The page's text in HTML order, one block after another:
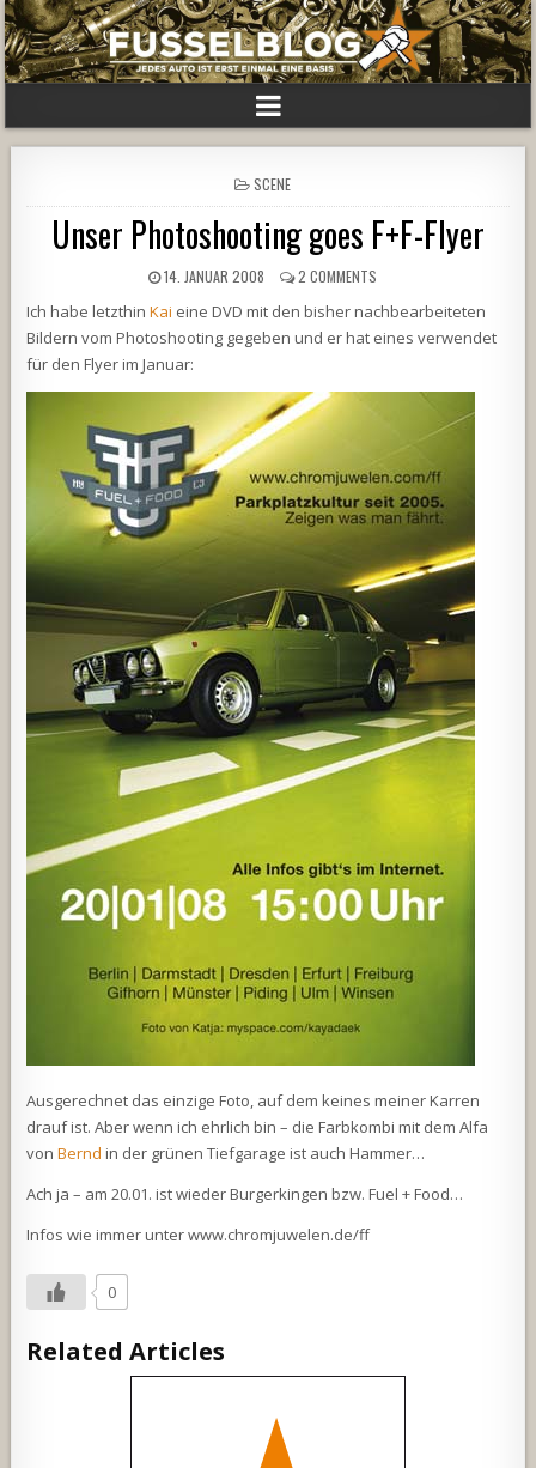
POSTED
IN
SCENE
Unser Photoshooting goes F+F-Flyer
14. JANUAR 2008 2 COMMENTS
Ich habe letzthinKai eine DVD mit den bisher nachbearbeiteten
Bildern vom Photoshooting gegeben und er hat eines verwendet
für den Flyer im Januar:
Ausgerechnet das einzige Foto, auf dem keines meiner Karren
drauf ist. Aber wenn ich ehrlich bin – die Farbkombi mit dem Alfa
vonBernd in der grünen Tiefgarage ist auch Hammer…
Ach ja – am 20.01. ist wieder Burgerkingen bzw. Fuel + Food…
Infos wie immer unter www.chromjuwelen.de/ff
0
Related Articles